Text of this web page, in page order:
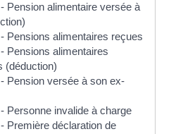
Pension alimentaire versée à
Pensions alimentaires reçues
Pensions alimentaires
(déduction)
Pension versée à son ex-
Personne invalide à charge
Première déclaration de